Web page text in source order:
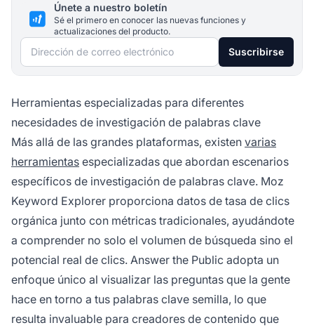
Únete a nuestro boletín
Sé el primero en conocer las nuevas funciones y
actualizaciones del producto.
Dirección de correo electrónico Suscribirse
Herramientas especializadas para diferentes
necesidades de investigación de palabras clave
Más allá de las grandes plataformas, existen varias
herramientas especializadas que abordan escenarios
específicos de investigación de palabras clave. Moz
Keyword Explorer proporciona datos de tasa de clics
orgánica junto con métricas tradicionales, ayudándote
a comprender no solo el volumen de búsqueda sino el
potencial real de clics. Answer the Public adopta un
enfoque único al visualizar las preguntas que la gente
hace en torno a tus palabras clave semilla, lo que
resulta invaluable para creadores de contenido que